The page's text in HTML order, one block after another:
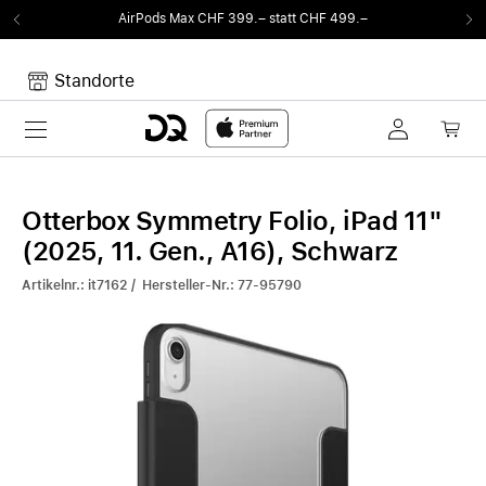
AirPods Max CHF 399.– statt CHF 499.–
Standorte
Toggle navigation
Otterbox Symmetry Folio, iPad 11"
(2025, 11. Gen., A16), Schwarz
Artikelnr.: it7162 / Hersteller-Nr.: 77-95790